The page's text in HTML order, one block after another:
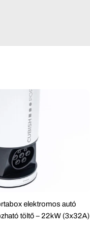
elektromos autó
töltő – 22kW (3x32A)